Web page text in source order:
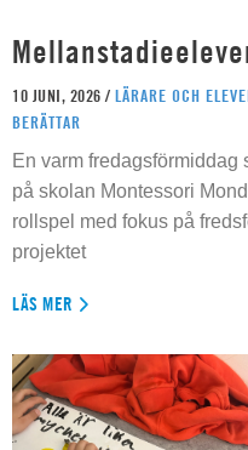
10 JUNI, 2026 / LÄRARE OCH
BERÄTTAR
En varm
på skolan Montessori
rollspel med fokus på
projektet
LÄS MER